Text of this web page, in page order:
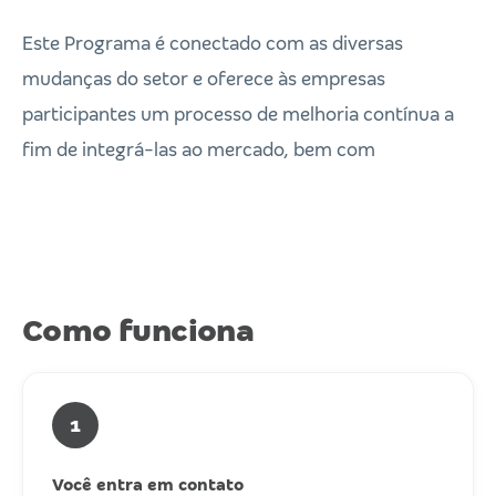
Este Programa é conectado com as diversas
mudanças do setor e oferece às empresas
participantes um processo de melhoria contínua a
fim de integrá-las ao mercado, bem com
Como funciona
1
Você entra em contato